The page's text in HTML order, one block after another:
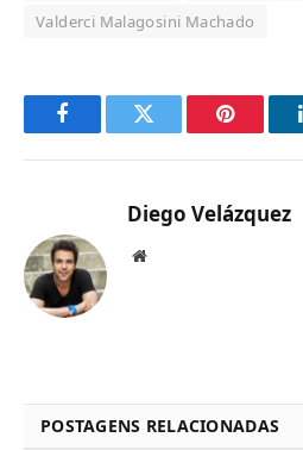
Valderci Malagosini Machado
FacebookTwitter Pinterest
Diego Velázquez
Website
POSTAGENS RELACIONADAS